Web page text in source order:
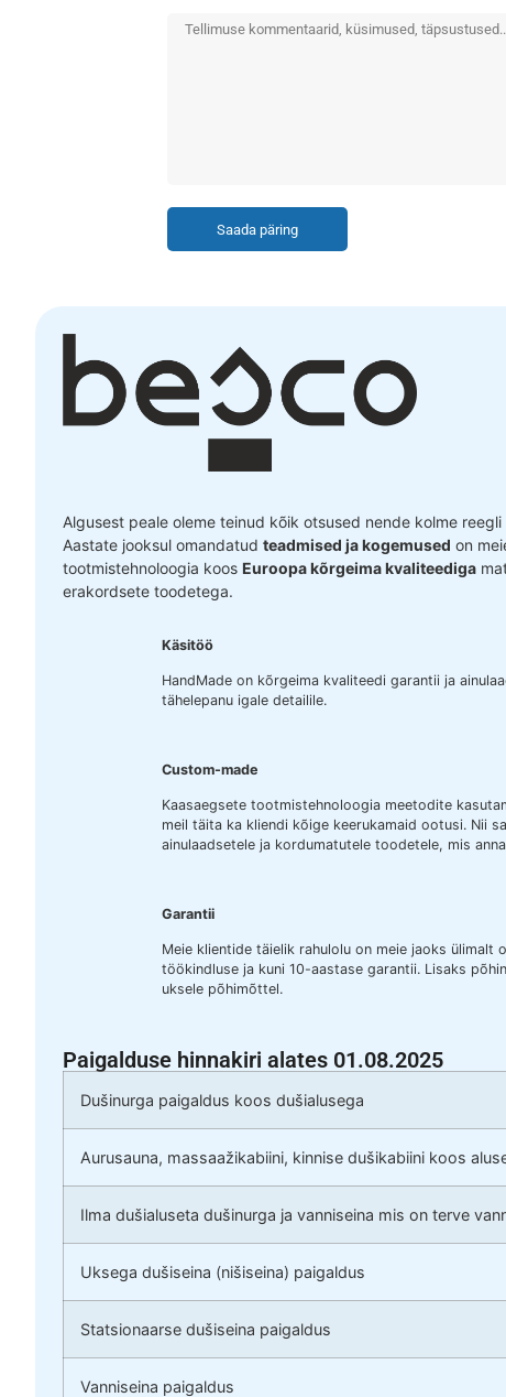
Saada päring
Algusest peale oleme teinud kõik otsused nende kolme
Aastate jooksul omandatud teadmised ja kogemused on
tootmistehnoloogia koos Euroopa kõrgeima kvaliteediga
erakordsete toodetega.
Käsitöö
HandMade on kõrgeima kvaliteedi garantii ja
tähelepanu igale detailile.
Custom-made
Kaasaegsete tootmistehnoloogia meetodite
meil täita ka kliendi kõige keerukamaid ootusi. Nii
ainulaadsetele ja kordumatutele toodetele, mis
Garantii
Meie klientide täielik rahulolu on meie jaoks ülimalt
töökindluse ja kuni 10-aastase garantii. Lisaks
uksele põhimõttel.
Paigalduse hinnakiri alates 01.08.2025
Dušinurga paigaldus koos dušialusega
Aurusauna, massaažikabiini, kinnise dušikabiini koos
Ilma dušialuseta dušinurga ja vanniseina mis on terve
Uksega dušiseina (nišiseina) paigaldus
Statsionaarse dušiseina paigaldus
Vanniseina paigaldus